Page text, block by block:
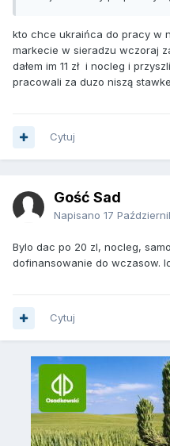
kto chce ukraińca do pracy w
markecie w sieradzu wczoraj
dałem im 11 zł i nocleg i
pracowali za duzo niszą stawke
Cytuj
Gość Sad
Napisano 17
Bylo dac po 20 zl, nocleg,
dofinansowanie do wczasow.
Cytuj